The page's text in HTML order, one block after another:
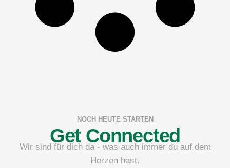
NOCH HEUTE STARTEN
Get Connected
Wir sind für dich da - was auch immer du auf dem
Herzen hast.